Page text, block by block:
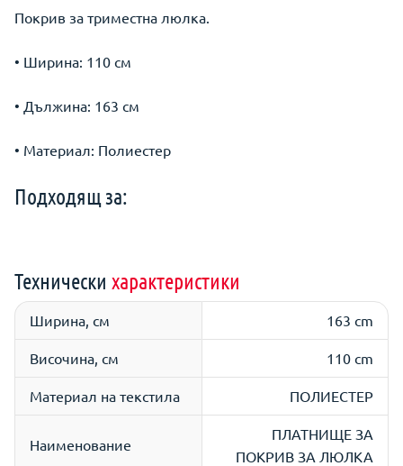
Покрив за триместна люлка.
• Ширина: 110 см
• Дължина: 163 см
• Материал: Полиестер
Подходящ за:
Технически характеристики
Ширина, см 163 cm
Височина, см 110 cm
Материал на текстила ПОЛИЕСТЕР
Наименование
ПЛАТНИЩЕ ЗА
ПОКРИВ ЗА ЛЮЛКА